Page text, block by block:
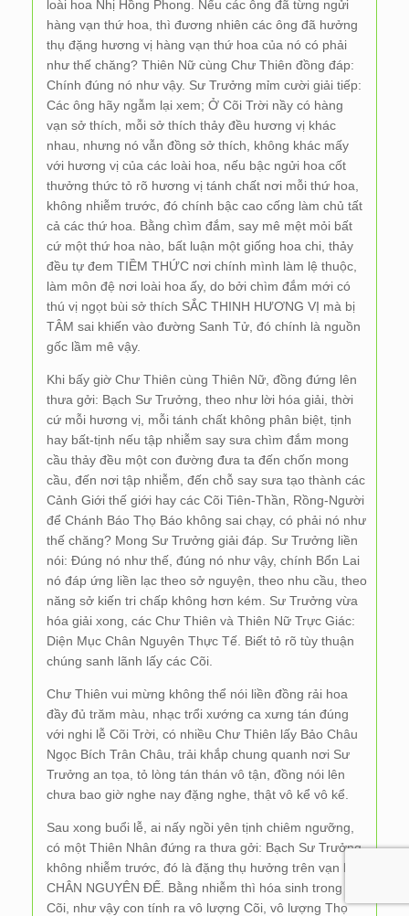
loài hoa Nhị Hồng Phong. Nếu các ông đã từng ngửi
hàng vạn thứ hoa, thì đương nhiên các ông đã hưởng
thụ đặng hương vị hàng vạn thứ hoa của nó có phải
như thế chăng? Thiên Nữ cùng Chư Thiên đồng đáp:
Chính đúng nó như vậy. Sư Trưởng mỉm cười giải tiếp:
Các ông hãy ngẫm lại xem; Ở Cõi Trời nầy có hàng
vạn sở thích, mỗi sở thích thảy đều hương vị khác
nhau, nhưng nó vẫn đồng sở thích, không khác mấy
với hương vị của các loài hoa, nếu bậc ngửi hoa cốt
thưởng thức tỏ rõ hương vị tánh chất nơi mỗi thứ hoa,
không nhiễm trước, đó chính bậc cao cống làm chủ tất
cả các thứ hoa. Bằng chìm đắm, say mê mệt mỏi bất
cứ một thứ hoa nào, bất luận một giống hoa chi, thảy
đều tự đem TIỀM THỨC nơi chính mình làm lệ thuộc,
làm môn đệ nơi loài hoa ấy, do bởi chìm đắm mới có
thú vị ngọt bùi sở thích SẮC THINH HƯƠNG VỊ mà bị
TÂM sai khiến vào đường Sanh Tử, đó chính là nguồn
gốc lầm mê vậy.
Khi bấy giờ Chư Thiên cùng Thiên Nữ, đồng đứng lên
thưa gởi: Bạch Sư Trưởng, theo như lời hóa giải, thời
cứ mỗi hương vị, mỗi tánh chất không phân biệt, tịnh
hay bất-tịnh nếu tập nhiễm say sưa chìm đắm mong
cầu thảy đều một con đường đưa ta đến chốn mong
cầu, đến nơi tập nhiễm, đến chỗ say sưa tạo thành các
Cảnh Giới thế giới hay các Cõi Tiên-Thần, Rồng-Người
để Chánh Báo Thọ Báo không sai chạy, có phải nó như
thế chăng? Mong Sư Trưởng giải đáp. Sư Trưởng liền
nói: Đúng nó như thế, đúng nó như vậy, chính Bổn Lai
nó đáp ứng liền lạc theo sở nguyện, theo nhu cầu, theo
năng sở kiến tri chấp không hơn kém. Sư Trưởng vừa
hóa giải xong, các Chư Thiên và Thiên Nữ Trực Giác:
Diện Mục Chân Nguyên Thực Tế. Biết tỏ rõ tùy thuận
chúng sanh lãnh lấy các Cõi.
Chư Thiên vui mừng không thể nói liền đồng rải hoa
đầy đủ trăm màu, nhạc trổi xướng ca xưng tán đúng
với nghi lễ Cõi Trời, có nhiều Chư Thiên lấy Bảo Châu
Ngọc Bích Trân Châu, trải khắp chung quanh nơi Sư
Trưởng an tọa, tỏ lòng tán thán vô tận, đồng nói lên
chưa bao giờ nghe nay đặng nghe, thật vô kể vô kể.
Sau xong buổi lễ, ai nấy ngồi yên tịnh chiêm ngưỡng,
có một Thiên Nhân đứng ra thưa gởi: Bạch Sư Trưởng,
không nhiễm trước, đó là đặng thụ hưởng trên vạn lối
CHÂN NGUYÊN ĐẾ. Bằng nhiễm thì hóa sinh trong các
Cõi, như vậy con tính ra vô lượng Cõi, vô lượng Thọ